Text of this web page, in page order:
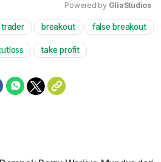
Mute
Powered by GliaStudios
trader breakout false breakout
take profit